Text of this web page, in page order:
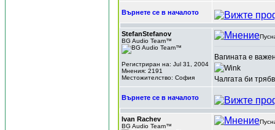
Върнете се в началото
StefanStefanov
BG Audio Team™
Регистриран на: Jul 31, 2004
Мнения: 2191
Местожителство: София
Вагината е
Чалгата би
Върнете се в началото
Ivan Rachev
BG Audio Team™